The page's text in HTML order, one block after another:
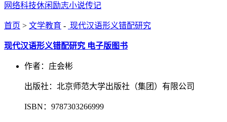
网络科技休闲励志小说传记
首页 > 文学教育 - 现代汉语形义错配研究
现代汉语形义错配研究 电子版图书
作者：庄会彬
出版社：北京师范大学出版社（集团）有限公司
ISBN：9787303266999